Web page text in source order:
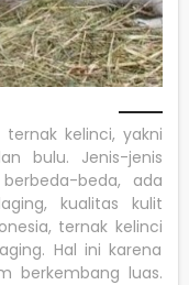
kelinci, yakni
bulu. Jenis-jenis
beda, ada
kualitas kulit
ternak kelinci
Hal ini karena
berkembang luas.